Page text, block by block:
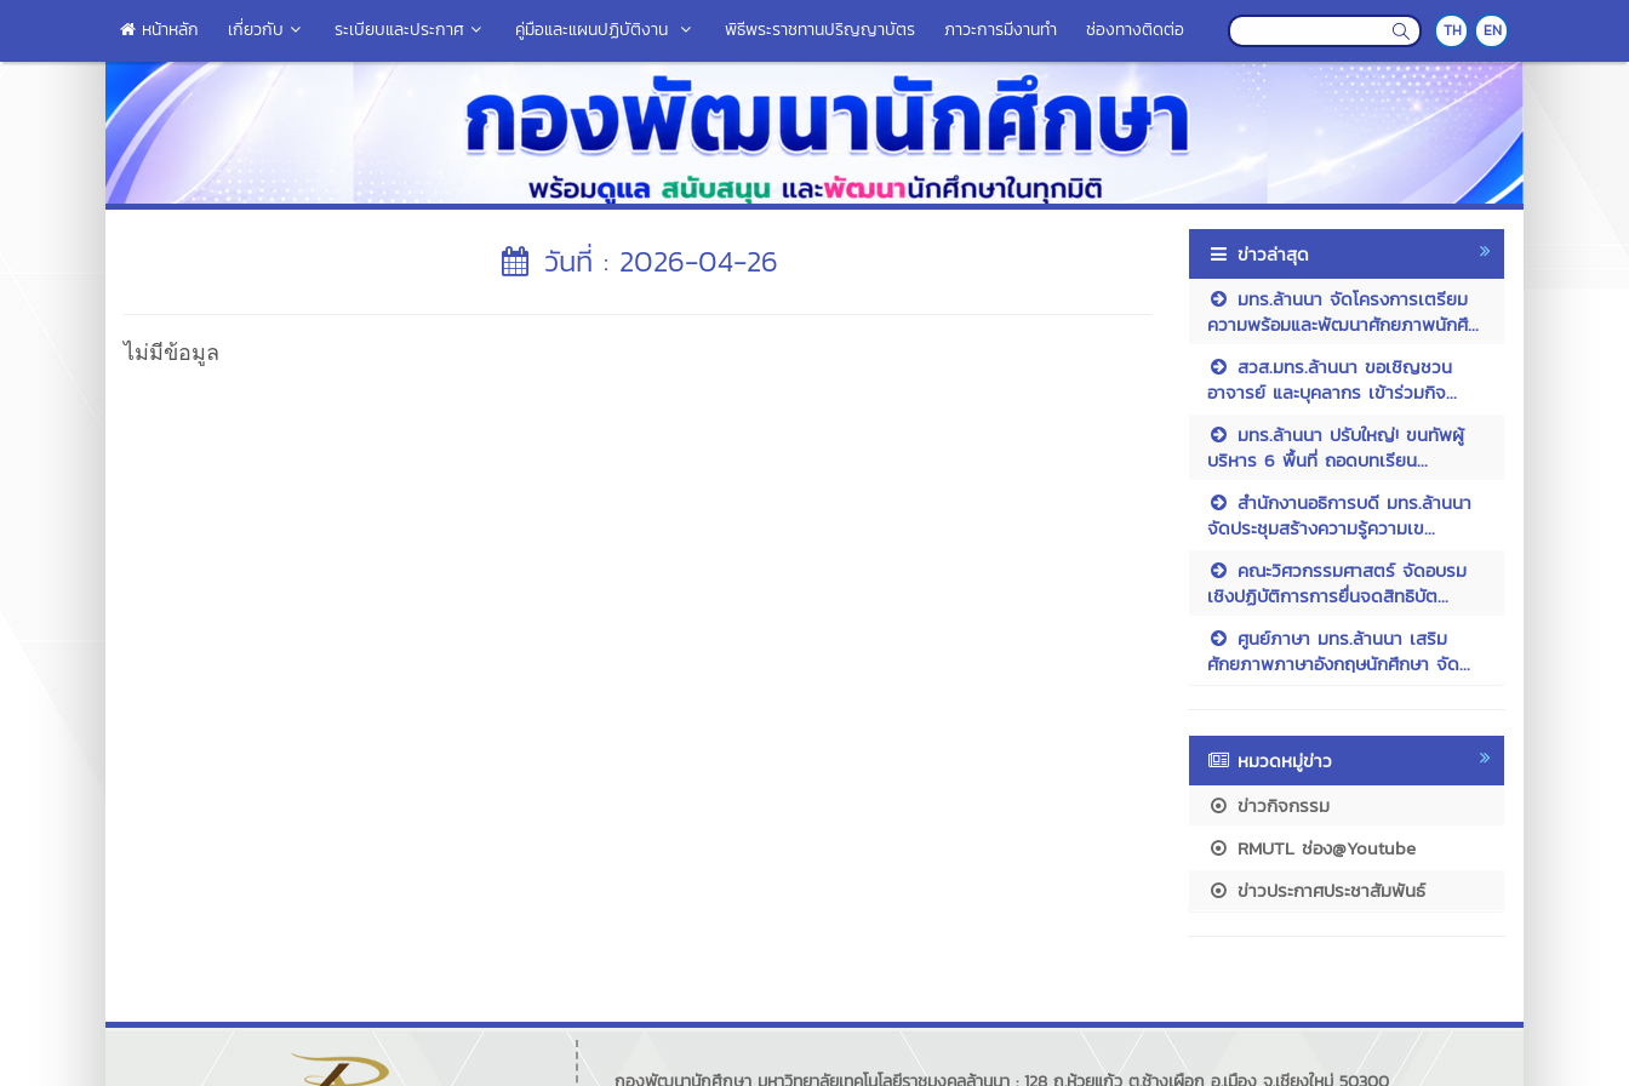
หน้าหลัก เกี่ยวกับ ระเบียบและประกาศ คู่มือและแผนปฏิบัติงาน พิธีพระราชทานปริญญาบัตร ภาวะการมีงานทำ ช่องทางติดต่อ TH EN
วันที่ : 2026-04-26
ไม่มีข้อมูล
ข่าวล่าสุด
มทร.ล้านนา จัดโครงการเตรียม
ความพร้อมและพัฒนาศักยภาพนักศึ...
สวส.มทร.ล้านนา ขอเชิญชวน
อาจารย์ และบุคลากร เข้าร่วมกิจ...
มทร.ล้านนา ปรับใหญ่! ขนทัพผู้
บริหาร 6 พื้นที่ ถอดบทเรียน...
สำนักงานอธิการบดี มทร.ล้านนา
จัดประชุมสร้างความรู้ความเข...
คณะวิศวกรรมศาสตร์ จัดอบรม
เชิงปฏิบัติการการยื่นจดสิทธิบัต...
ศูนย์ภาษา มทร.ล้านนา เสริม
ศักยภาพภาษาอังกฤษนักศึกษา จัด...
หมวดหมู่ข่าว
ข่าวกิจกรรม
RMUTL ช่อง@Youtube
ข่าวประกาศประชาสัมพันธ์